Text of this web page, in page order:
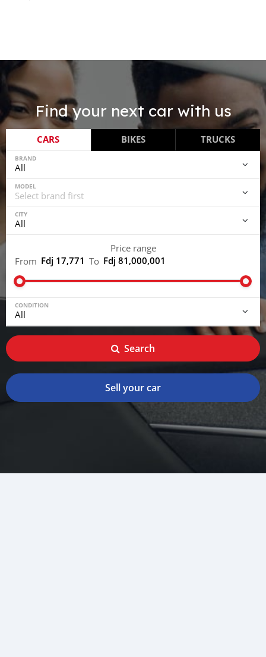
Find your next car with us
CARS BIKES TRUCKS
BRAND
MODEL
CITY
Price range
From Fdj 17,771 To Fdj 81,000,001
CONDITION
Search
Sell your car